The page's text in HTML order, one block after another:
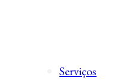
Serviços